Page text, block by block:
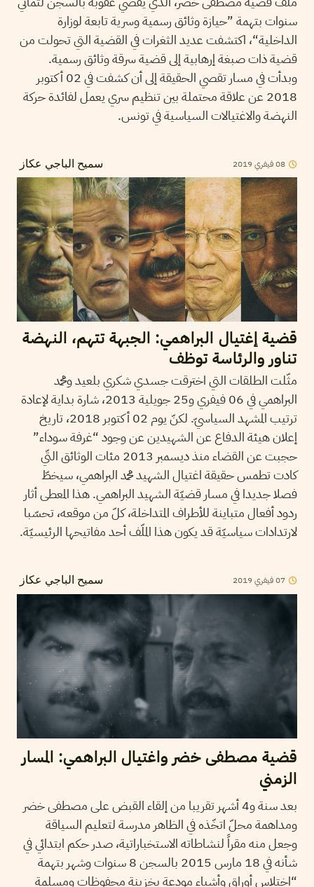
سنوات بتهمة ”حيازة وثائق رسمية وسرية تابعة لوزارة
الداخلية“، اكتشفت عديد الثغرات في القضية التي تحولت من
قضية ذات صبغة إرهابية إلى قضية سرقة وثائق رسمية.
وبدأت في مسار تقصي الحقيقة إلى أن كشفت في 02 أكتوبر
2018 عن علاقة محتملة بين تنظيم سري يعمل لفائدة حركة
النهضة والاغتيالات السياسية في تونس.
سميح الباجي عكاز 08فيفري2019
قضية إغتيال البراهمي: الجبهة تتهم، النهضة
تناور والرئاسة توظف
مثّلت الطلقات التي اخترقت جسدي شكري بلعيد ومحمد
البراهمي في 06 فيفري و25 جويلية 2013، شارة بداية لإعادة
ترتيب المشهد السياسيّ. لكنّ يوم 02 أكتوبر 2018، تاريخ
إعلان هيئة الدفاع عن الشهيدين عن وجود “غرفة سوداء”
حجبت عن القضاء منذ ديسمبر 2013 مئات الوثائق التّي
كادت تطمس حقيقة اغتيال الشهيد محمد البراهمي، سيخطّ
فصلا جديدا في مسار قضيّة الشهيد البراهمي. هذا المعطى أثار
ردود أفعال متباينة للأطراف المتداخلة، كلّ من موقعه، تحسّبا
لارتدادات سياسيّة قد يكون هذا الملّف أحد مفاتيحها الرئيسيّة.
سميح الباجي عكاز 07فيفري2019
قضية مصطفى خضر واغتيال البراهمي: المسار
الزمني
بعد سنة و4 أشهر تقريبا من إلقاء القبض على مصطفى خضر
ومداهمة محلّ اتخّذه في الظاهر مدرسة لتعليم السياقة
وجعل منه مقراً لنشاطاته الاستخباراتية، صدر حكم ابتدائي في
شأنه في 18 مارس 2015 بالسجن 8 سنوات وشهر بتهمة
“اختلاس أوراق وأشياء مودعة بخزينة محفوظات ومسلمة